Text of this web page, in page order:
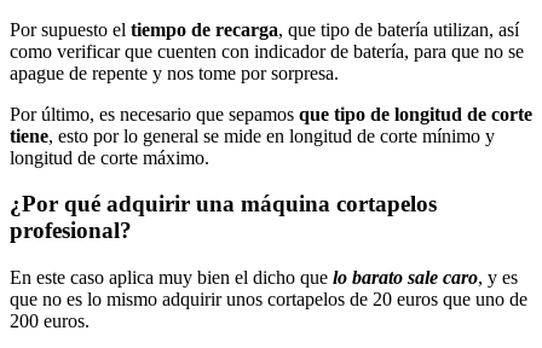
Por supuesto el tiempo de recarga, que tipo de batería utilizan, así
como verificar que cuenten con indicador de batería, para que no se
apague de repente y nos tome por sorpresa.
Por último, es necesario que sepamos que tipo de longitud de corte
tiene, esto por lo general se mide en longitud de corte mínimo y
longitud de corte máximo.
¿Por qué adquirir una máquina cortapelos
profesional?
En este caso aplica muy bien el dicho que lo barato sale caro, y es
que no es lo mismo adquirir unos cortapelos de 20 euros que uno de
200 euros.